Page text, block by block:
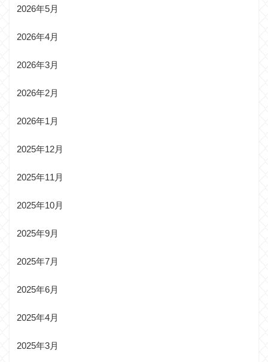
2026年5月
2026年4月
2026年3月
2026年2月
2026年1月
2025年12月
2025年11月
2025年10月
2025年9月
2025年7月
2025年6月
2025年4月
2025年3月